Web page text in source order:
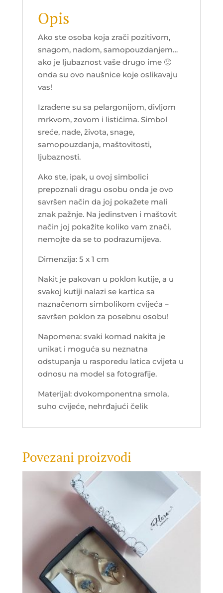
Opis
Ako ste osoba koja zrači pozitivom,
snagom, nadom, samopouzdanjem…
ako je ljubaznost vaše drugo ime 🙂
onda su ovo naušnice koje oslikavaju
vas!
Izrađene su sa pelargonijom, divljom
mrkvom, zovom i listićima. Simbol
sreće, nade, života, snage,
samopouzdanja, maštovitosti,
ljubaznosti.
Ako ste, ipak, u ovoj simbolici
prepoznali dragu osobu onda je ovo
savršen način da joj pokažete mali
znak pažnje. Na jedinstven i maštovit
način joj pokažite koliko vam znači,
nemojte da se to podrazumijeva.
Dimenzija: 5 x 1 cm
Nakit je pakovan u poklon kutije, a u
svakoj kutiji nalazi se kartica sa
naznačenom simbolikom cvijeća –
savršen poklon za posebnu osobu!
Napomena: svaki komad nakita je
unikat i moguća su neznatna
odstupanja u rasporedu latica cvijeta u
odnosu na model sa fotografije.
Materijal: dvokomponentna smola,
suho cvijeće, nehrđajući čelik
Povezani proizvodi